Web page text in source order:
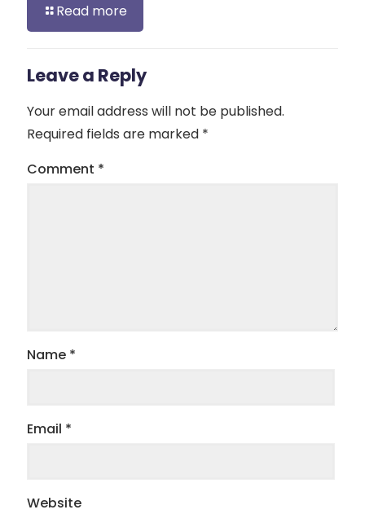
Read more
Leave a Reply
Your email address will not be published.
Required fields are marked *
Comment *
Name *
Email *
Website